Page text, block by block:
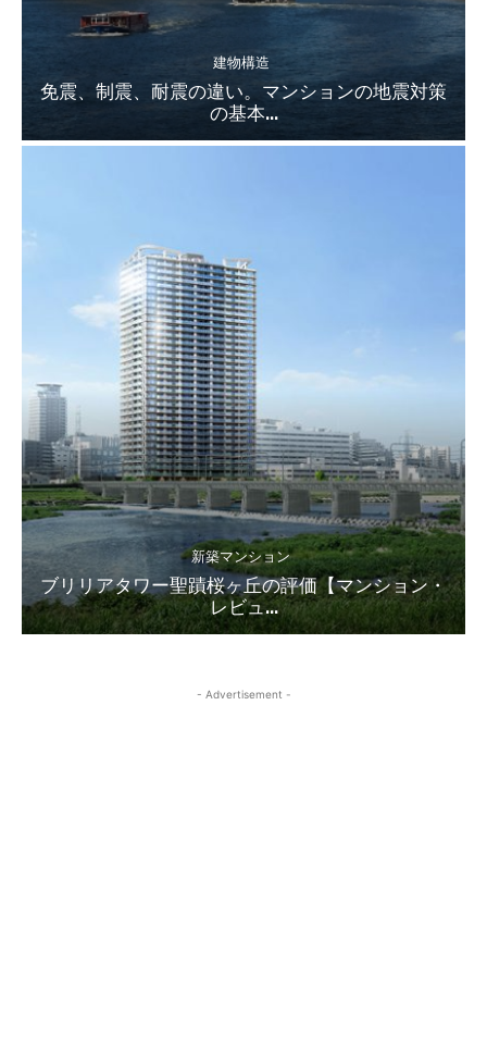
建物構造
免震、制震、耐震の違い。マンションの地震対策
の基本...
新築マンション
ブリリアタワー聖蹟桜ヶ丘の評価【マンション・
レビュ...
- Advertisement -